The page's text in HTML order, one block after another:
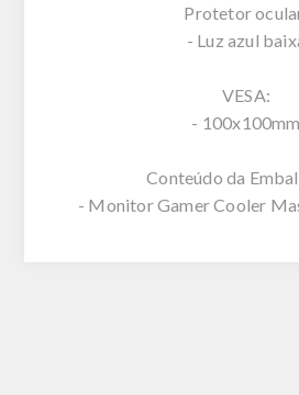
Protetor
- Luz azul
VESA:
- 100x100mm
Conteúdo da
- Monitor Gamer Cooler